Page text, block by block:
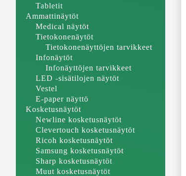
Tabletit
Ammattinäytöt
Medical näytöt
Tietokonenäytöt
Tietokonenäyttöjen tarvikkeet
Infonäytöt
Infonäyttöjen tarvikkeet
LED -sisätilojen näytöt
Vestel
E-paper näyttö
Kosketusnäytöt
Newline kosketusnäytöt
Clevertouch kosketusnäytöt
Ricoh kosketusnäytöt
Samsung kosketusnäytöt
Sharp kosketusnäytöt
Muut kosketusnäytöt